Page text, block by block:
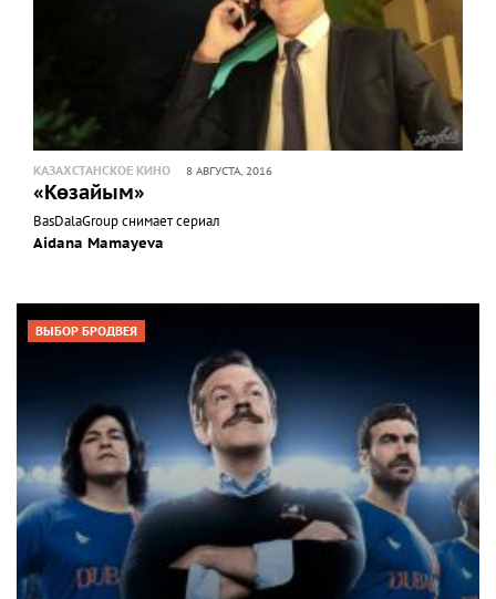
КАЗАХСТАНСКОЕ КИНО 8 АВГУСТА, 2016
«Көзайым»
BasDalaGrouр снимает сериал
Aidana Mamayeva
ВЫБОР БРОДВЕЯ